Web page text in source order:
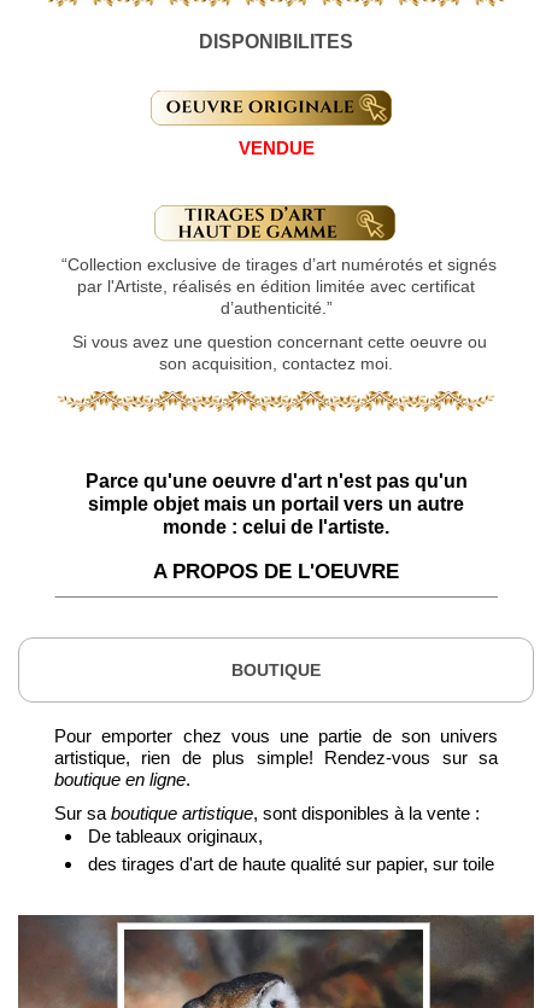
DISPONIBILITES
VENDUE
“Collection exclusive de tirages d’art numérotés et signés
par l'Artiste, réalisés en édition limitée avec certificat
d’authenticité.”
Si vous avez une question concernant cette oeuvre ou
son acquisition, contactez moi.
Parce qu'une oeuvre d'art n'est pas qu'un
simple objet mais un portail vers un autre
monde : celui de l'artiste.
A PROPOS DE L'OEUVRE
BOUTIQUE
Pour emporter chez vous une partie de son univers
artistique, rien de plus simple! Rendez-vous sur sa
boutique en ligne.
Sur sa boutique artistique, sont disponibles à la vente :
De tableaux originaux,
des tirages d'art de haute qualité sur papier, sur toile